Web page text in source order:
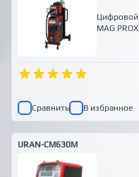
Цифровой
MAG
Сравнить В избранное
URAN-CM630M